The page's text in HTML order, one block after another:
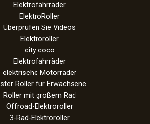
Elektrofahrräder
ElektroRoller
Überprüfen Sie Videos
Elektroroller
city coco
Elektrofahrräder
elektrische Motorräder
Roller für Erwachsene
Roller mit großem Rad
Offroad-Elektroroller
3-Rad-Elektroroller